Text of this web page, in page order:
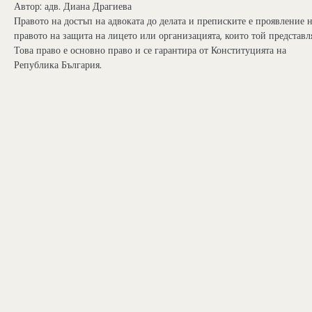
Автор: адв. Диана Драгиева
Правото на достъп на адвоката до делата и преписките е проявление
правото на защита на лицето или организацията, които той
Това право е основно право и се гарантира от Конституцията на
Република България.